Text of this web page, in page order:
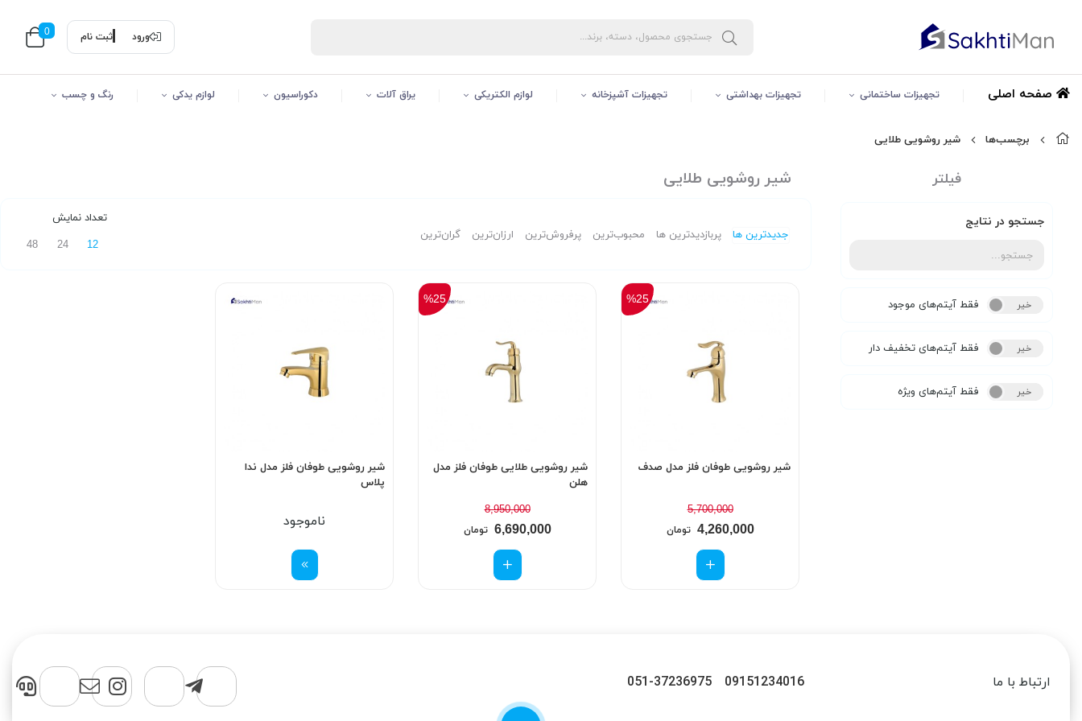
ورود ثبت نام 0
صفحه اصلی تجهیزات ساختمانی تجهیزات بهداشتی تجهیزات آشپزخانه لوازم الکتریکی یراق آلات دکوراسیون لوازم یدکی رنگ و چسب
برچسب‌ها شیر روشویی طلایی
فیلتر
جستجو در نتایج
بله خیر فقط آیتم‌های موجود
بله خیر فقط آیتم‌های تخفیف دار
بله خیر فقط آیتم‌های ویژه
شیر روشویی طلایی
جدیدترین ها پربازدیدترین ها محبوب‌‌ترین پرفروش‌ترین ارزان‌ترین گران‌ترین
تعداد نمایش
12
24
48
شیر روشویی طوفان فلز مدل صدف
5,700,000
%25
4,260,000 تومان
شیر روشویی طلایی طوفان فلز مدل
هلن
8,950,000
%25
6,690,000 تومان
شیر روشویی طوفان فلز مدل ندا
پلاس
ناموجود
ارتباط با ما 09151234016
051-37236975